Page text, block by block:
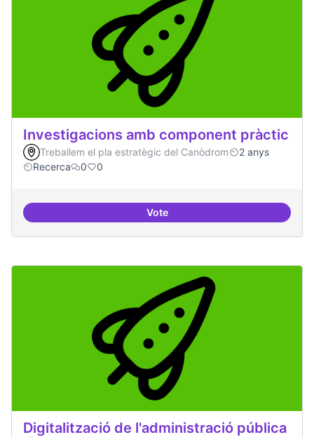
Investigacions amb component pràctic
Treballem el pla estratègic del Canòdrom
2 anys
Recerca
0 0
VoteInvestigacions amb component
Digitalització de l'administració pública